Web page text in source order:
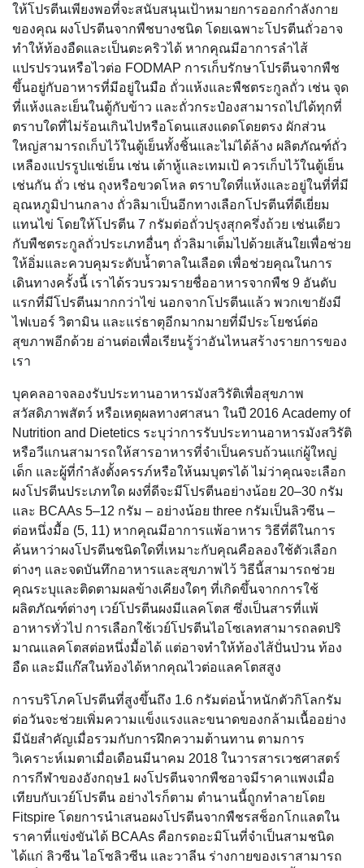
ให้โปรตีนเพียงพอที่จะสนับสนุนเป้าหมายการออกกำลังกาย
ของคุณ ผงโปรตีนจากพืชบางชนิด โดยเฉพาะโปรตีนถั่วอาจ
ทำให้ท้องอืดและเป็นตะคริวได้ หากคุณมีอาการลำไส้
แปรปรวนหรือไวต่อ FODMAP การเก็บรักษาโปรตีนจากพืช
ขึ้นอยู่กับอาหารที่มีอยู่ในมือ ถั่วแห้งและพืชตระกูลถั่ว เช่น จุด
ที่แห้งและเย็นในตู้กับข้าว และถั่วกระป๋องสามารถไปได้ทุกที่
ตราบใดที่ไม่ร้อนเกินไปหรือโดนแสงแดดโดยตรง ผักส่วน
ใหญ่สามารถเก็บไว้ในตู้เย็นทั้งชิ้นและไม่ได้ล้าง ผลิตภัณฑ์ถั่ว
เหลืองแปรรูปแช่เย็น เช่น เต้าหู้และเทมเป้ ควรเก็บไว้ในตู้เย็น
เช่นกัน ถั่ว เช่น ถุงหรือขวดโหล ตราบใดที่แห้งและอยู่ในที่ที่มี
อุณหภูมิปานกลาง ถั่วลิมาเป็นอีกทางเลือกโปรตีนที่ดีเยี่ยม
แทนไข่ โดยให้โปรตีน 7 กรัมต่อถั่วปรุงสุกครึ่งถ้วย เช่นเดียว
กับพืชตระกูลถั่วประเภทอื่นๆ ถั่วลิมาเต็มไปด้วยเส้นใยเพื่อช่วย
ให้อิ่มและควบคุมระดับน้ำตาลในเลือด เพื่อช่วยคุณในการ
เดินทางครั้งนี้ เราได้รวบรวมรายชื่ออาหารจากพืช 9 อันดับ
แรกที่มีโปรตีนมากกว่าไข่ นอกจากโปรตีนแล้ว พวกเขายังมี
ไฟเบอร์ วิตามิน และแร่ธาตุอีกมากมายที่มีประโยชน์ต่อ
สุขภาพอีกด้วย อ่านต่อเพื่อเรียนรู้ว่าอันไหนสร้างรายการของ
เรา
บุคคลอาจลองรับประทานอาหารมังสวิรัติเพื่อสุขภาพ
สวัสดิภาพสัตว์ หรือเหตุผลทางศาสนา ในปี 2016 Academy of
Nutrition and Dietetics ระบุว่าการรับประทานอาหารมังสวิรัติ
หรือวีแกนสามารถให้สารอาหารที่จำเป็นครบถ้วนแก่ผู้ใหญ่
เด็ก และผู้ที่กำลังตั้งครรภ์หรือให้นมบุตรได้ ไม่ว่าคุณจะเลือก
ผงโปรตีนประเภทใด ผงที่ดีจะมีโปรตีนอย่างน้อย 20–30 กรัม
และ BCAAs 5–12 กรัม – อย่างน้อย three กรัมเป็นลิวซีน –
ต่อหนึ่งมื้อ (5, 11) หากคุณมีอาการแพ้อาหาร วิธีที่ดีในการ
ค้นหาว่าผงโปรตีนชนิดใดที่เหมาะกับคุณคือลองใช้ตัวเลือก
ต่างๆ และจดบันทึกอาหารและสุขภาพไว้ วิธีนี้สามารถช่วย
คุณระบุและติดตามผลข้างเคียงใดๆ ที่เกิดขึ้นจากการใช้
ผลิตภัณฑ์ต่างๆ เวย์โปรตีนผงมีแลคโตส ซึ่งเป็นสารที่แพ้
อาหารทั่วไป การเลือกใช้เวย์โปรตีนไอโซเลทสามารถลดปริ
มาณแลคโตสต่อหนึ่งมื้อได้ แต่อาจทำให้ท้องไส้ปั่นป่วน ท้อง
อืด และมีแก๊สในท้องได้หากคุณไวต่อแลคโตสสูง
การบริโภคโปรตีนที่สูงขึ้นถึง 1.6 กรัมต่อน้ำหนักตัวกิโลกรัม
ต่อวันจะช่วยเพิ่มความแข็งแรงและขนาดของกล้ามเนื้ออย่าง
มีนัยสำคัญเมื่อรวมกับการฝึกความต้านทาน ตามการ
วิเคราะห์เมตาเมื่อเดือนมีนาคม 2018 ในวารสารเวชศาสตร์
การกีฬาของอังกฤษ1 ผงโปรตีนจากพืชอาจมีราคาแพงเมื่อ
เทียบกับเวย์โปรตีน อย่างไรก็ตาม ตำนานนี้ถูกทำลายโดย
Fitspire โดยการนำเสนอผงโปรตีนจากพืชรสช็อกโกแลตใน
ราคาที่แข่งขันได้ BCAAs คือกรดอะมิโนที่จำเป็นสามชนิด
ได้แก่ ลิวซีน ไอโซลิวซีน และวาลีน ร่างกายของเราสามารถ